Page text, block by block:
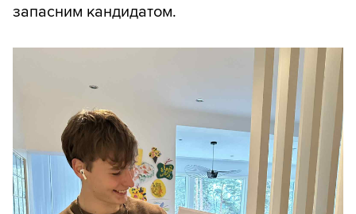
запасним кандидатом.